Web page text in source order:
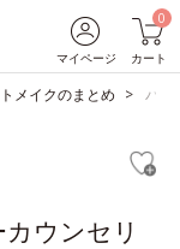
マイページ
0
カート
メイクのまとめ パー
ウンセリ